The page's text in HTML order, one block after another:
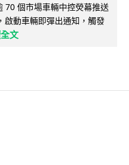
70 個市場車輛中控熒幕推送
啟動車輛即彈出通知，觸發
文